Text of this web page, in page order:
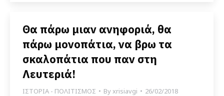
Θα πάρω μιαν ανηφοριά, θα
πάρω μονοπάτια, να βρω τα
σκαλοπάτια που παν στη
Λευτεριά!
ΙΣΤΟΡΙΑ - ΠΟΛΙΤΙΣΜΟΣ Byxrisiavgi 26/02/2018